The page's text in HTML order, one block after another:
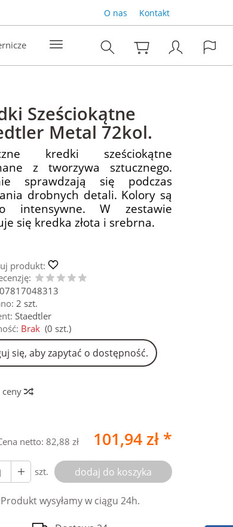
O nas Kontakt
Sześciokątne
Metal 72kol.
kredki sześciokątne
z tworzywa sztucznego.
sprawdzają się podczas
drobnych detali. Kolory są
intensywne. W zestawie
się kredka złota i srebrna.
produkt:
2 szt.
Staedtler
Brak (0 szt.)
się, aby zapytać o dostępność.
ceny
netto: 82,88 zł 101,94 zł *
szt. dodaj do koszyka
Produkt wysyłamy w ciągu 24h.